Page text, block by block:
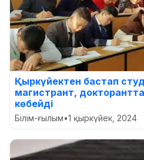
Қыркүйектен бастап
магистрант,
көбейді
Білім-ғылым•1 қыркүйек, 2024